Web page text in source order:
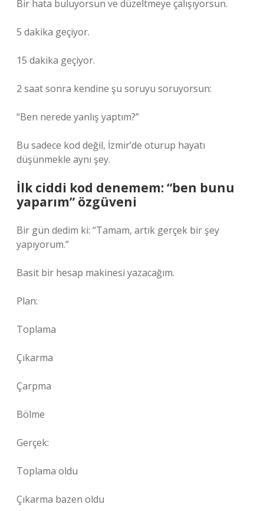
Bir hata buluyorsun ve düzeltmeye çalışıyorsun.
5 dakika geçiyor.
15 dakika geçiyor.
2 saat sonra kendine şu soruyu soruyorsun:
“Ben nerede yanlış yaptım?”
Bu sadece kod değil, İzmir’de oturup hayatı
düşünmekle aynı şey.
İlk ciddi kod denemem: “ben bunu
yaparım” özgüveni
Bir gün dedim ki: “Tamam, artık gerçek bir şey
yapıyorum.”
Basit bir hesap makinesi yazacağım.
Plan:
Toplama
Çıkarma
Çarpma
Bölme
Gerçek:
Toplama oldu
Çıkarma bazen oldu